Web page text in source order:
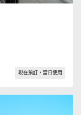
現在預訂，當日使用